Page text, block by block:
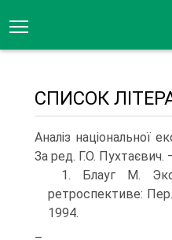
СПИСОК
Аналіз національної
За ред. Г.О.
1. Блауг М.
ретроспективе:
1994.